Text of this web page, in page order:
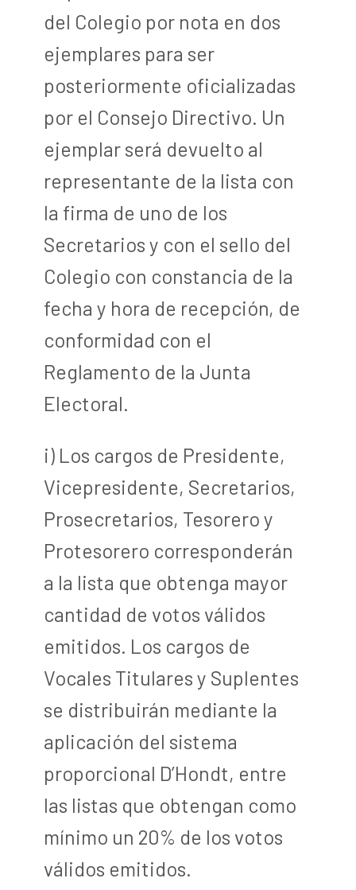
del Colegio por nota en dos
ejemplares para ser
posteriormente oficializadas
por el Consejo Directivo. Un
ejemplar será devuelto al
representante de la lista con
la firma de uno de los
Secretarios y con el sello del
Colegio con constancia de la
fecha y hora de recepción, de
conformidad con el
Reglamento de la Junta
Electoral.
i) Los cargos de Presidente,
Vicepresidente, Secretarios,
Prosecretarios, Tesorero y
Protesorero corresponderán
a la lista que obtenga mayor
cantidad de votos válidos
emitidos. Los cargos de
Vocales Titulares y Suplentes
se distribuirán mediante la
aplicación del sistema
proporcional D’Hondt, entre
las listas que obtengan como
mínimo un 20% de los votos
válidos emitidos.